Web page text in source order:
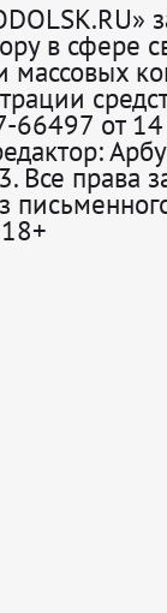
в сфере
массовых
от 14
Все права